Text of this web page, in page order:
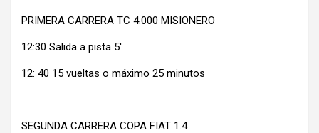
PRIMERA CARRERA TC 4.000 MISIONERO
12:30 Salida a pista 5′
12: 40 15 vueltas o máximo 25 minutos
SEGUNDA CARRERA COPA FIAT 1.4